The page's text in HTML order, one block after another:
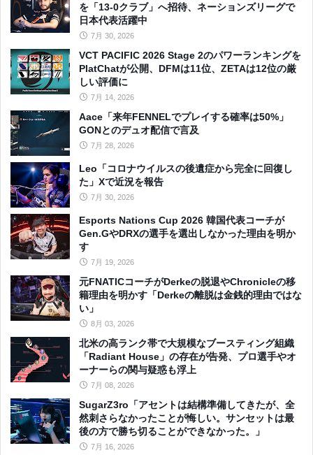
を「13-0クラブ」へ招待、ネーションズリーグで
日本代表活躍中
7月 30, 2026
VCT PACIFIC 2026 Stage 2のパワーランキングを
PlatChatが公開、DFMは11位、ZETAは12位の厳
しい評価に
7月 14, 2026
Aace「来年FENNELでプレイする確率は50%」
GONとのデュオ配信で言及
7月 28, 2026
Leo「コロナウイルスの後遺症から完全に回復し
た」Xで近況を報告
7月 30, 2026
Esports Nations Cup 2026 韓国代表コーチが
Gen.GやDRXの選手を選出しなかった理由を明か
す
7月 19, 2026
元FNATICコーチがDerkeの脱退やChronicleの移
籍理由を明かす「Derkeの離脱は金銭的理由ではな
い」
8月 03, 2026
北米の高ランク帯で大規模なブースティング組織
「Radiant House」の存在が告発、プロ選手やオ
ーナーらの関与疑惑も浮上
7月 08, 2026
SugarZ3ro「アセントは結構準備してきたが、全
然刺さらなかったことが悔しい。サンセットは最
後の方で勝ち切ることができなかった。」
7月 16, 2026